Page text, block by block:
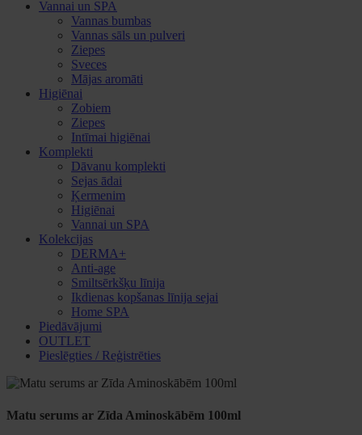
Vannai un SPA
Vannas bumbas
Vannas sāls un pulveri
Ziepes
Sveces
Mājas aromāti
Higiēnai
Zobiem
Ziepes
Intīmai higiēnai
Komplekti
Dāvanu komplekti
Sejas ādai
Ķermenim
Higiēnai
Vannai un SPA
Kolekcijas
DERMA+
Anti-age
Smiltsērkšķu līnija
Ikdienas kopšanas līnija sejai
Home SPA
Piedāvājumi
OUTLET
Pieslēgties / Reģistrēties
Matu serums ar Zīda Aminoskābēm 100ml